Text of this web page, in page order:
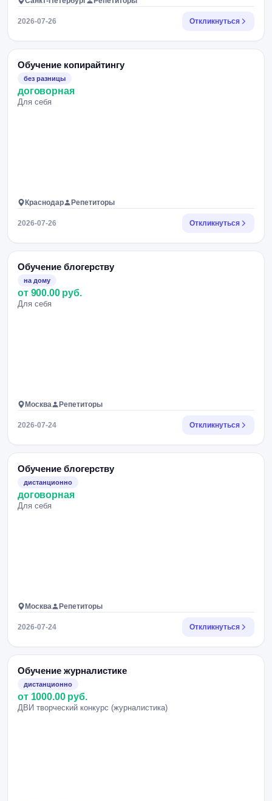
2026-07-26 Откликнуться
Обучение копирайтингу
без разницы
договорная
Для себя
Краснодар Репетиторы
2026-07-26 Откликнуться
Обучение блогерству
на дому
от 900.00 руб.
Для себя
Москва Репетиторы
2026-07-24 Откликнуться
Обучение блогерству
дистанционно
договорная
Для себя
Москва Репетиторы
2026-07-24 Откликнуться
Обучение журналистике
дистанционно
от 1000.00 руб.
ДВИ творческий конкурс (журналистика)